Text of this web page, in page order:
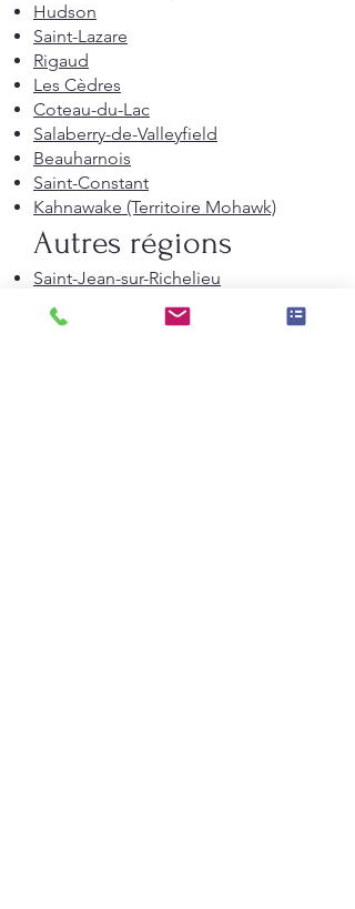
Hudson
Saint-Lazare
Rigaud
Les Cèdres
Coteau-du-Lac
Salaberry-de-Valleyfield
Beauharnois
Saint-Constant
Kahnawake (Territoire Mohawk)
Autres régions
Saint-Jean-sur-Richelieu
Autres municipalités